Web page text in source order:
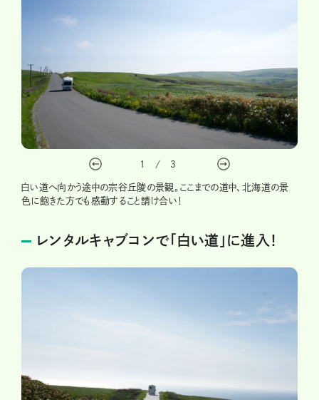
1 / 3
白い道へ向かう途中の宗谷丘陵の景観。ここまでの道中、北海道の景
色に飽きた方でも感動すること請け合い！
レンタルキャブコンで「白い道」に進入！